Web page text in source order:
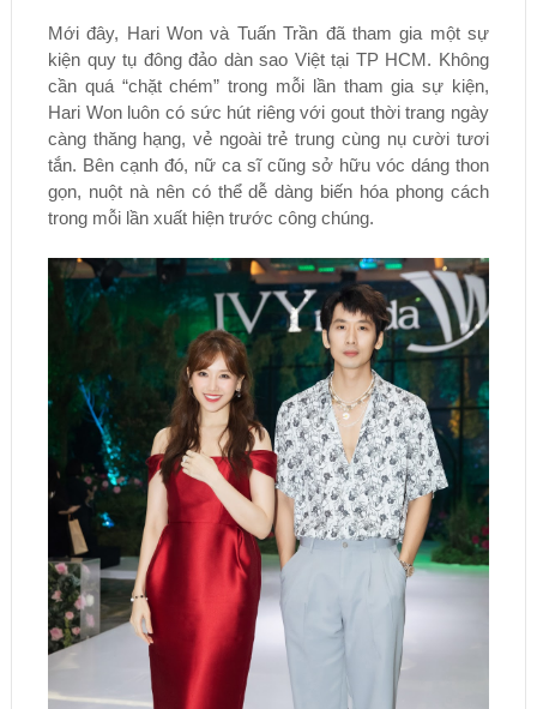
Mới đây, Hari Won và Tuấn Trần đã tham gia một sự
kiện quy tụ đông đảo dàn sao Việt tại TP HCM. Không
cần quá “chặt chém” trong mỗi lần tham gia sự kiện,
Hari Won luôn có sức hút riêng với gout thời trang ngày
càng thăng hạng, vẻ ngoài trẻ trung cùng nụ cười tươi
tắn. Bên cạnh đó, nữ ca sĩ cũng sở hữu vóc dáng thon
gọn, nuột nà nên có thể dễ dàng biến hóa phong cách
trong mỗi lần xuất hiện trước công chúng.